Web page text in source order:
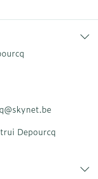
skynet.be
Depourcq